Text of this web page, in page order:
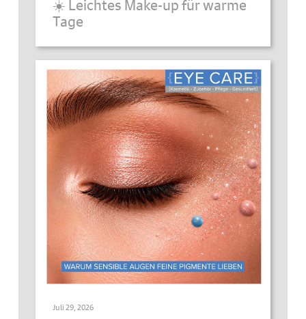
☀️ Leichtes Make-up für warme
Tage
Juli 29, 2026